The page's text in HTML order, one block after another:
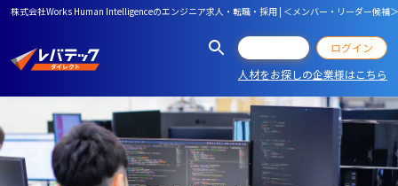
株式会社Works Human Intelligenceのエンジニア求人・転職・採用 | ＜メンバー・リーダー候
ログイン
人材をお探しの企業様はこちら